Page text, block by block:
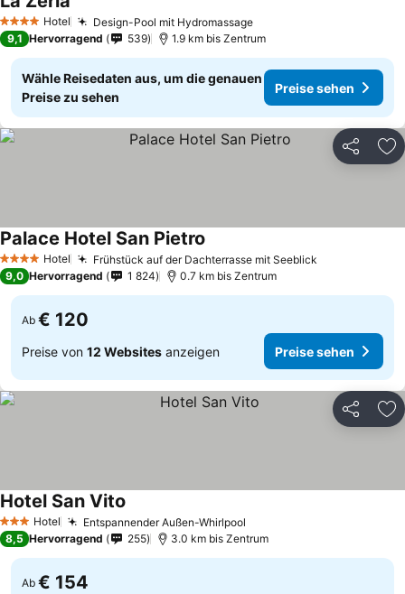
4 Sterne Hotel Design-Pool mit Hydromassage
9,1 Hervorragend 539 1.9 km bis Zentrum
Wähle Reisedaten aus, um die genauen
Preise zu sehen
Preise sehen
Teilen
4 Sterne Hotel Frühstück auf der Dachterrasse mit Seeblick
Palace Hotel San Pietro
9,0 Hervorragend 1 824 0.7 km bis Zentrum
Ab € 120
Preise von 12 Websites anzeigen Preise sehen
Teilen
3 SterneHotel Entspannender Außen-Whirlpool
Hotel San Vito
8,5 Hervorragend 255 3.0 km bis Zentrum
Ab € 154